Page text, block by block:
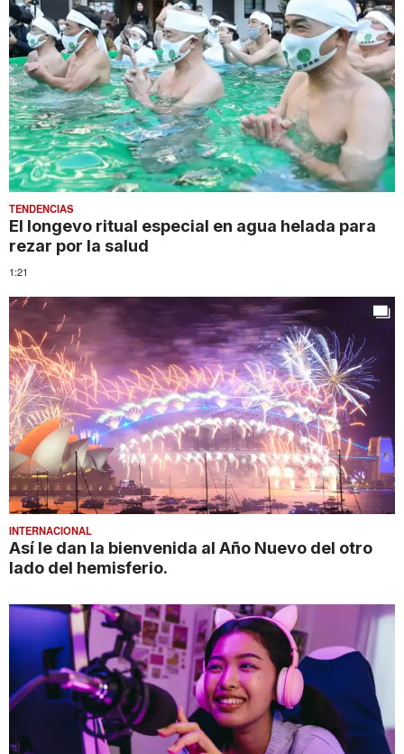
TENDENCIAS
El longevo ritual especial en agua helada para
rezar por la salud
1:21
INTERNACIONAL
Así le dan la bienvenida al Año Nuevo del otro
lado del hemisferio.